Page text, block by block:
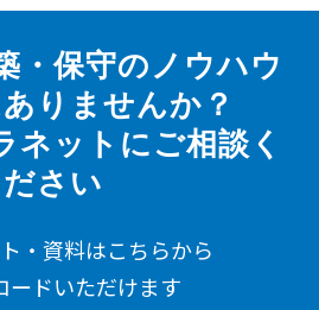
・保守のノウハウ
りませんか？
ネットにご相談く
ださい
・資料はこちらから
ードいただけます